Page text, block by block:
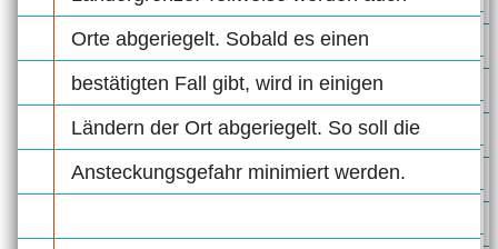
Orte abgeriegelt. Sobald es einen
bestätigten Fall gibt, wird in einigen
Ländern der Ort abgeriegelt. So soll die
Ansteckungsgefahr minimiert werden.